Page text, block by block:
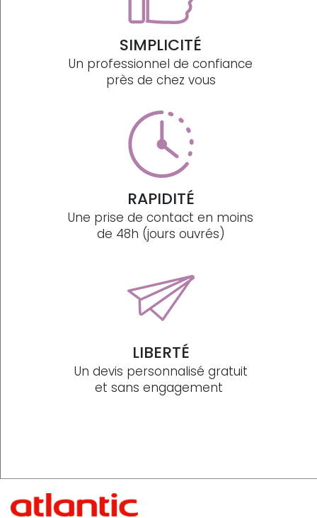
SIMPLICITÉ
Un professionnel de confiance
près de chez vous
RAPIDITÉ
Une prise de contact en moins
de 48h (jours ouvrés)
LIBERTÉ
Un devis personnalisé gratuit
et sans engagement